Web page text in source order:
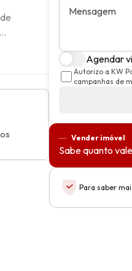
Mensagem
Agendar
Autorizo a KW
campanhas de
Vender imóvel
Sabe quanto
Para saber